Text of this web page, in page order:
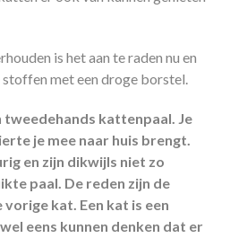
is het aan te raden nu en
met een droge borstel.
kattenpaal. Je
je mee naar huis brengt.
en zijn dikwijls niet zo
paal. De reden zijn de
kat. Een kat is een
eens kunnen denken dat er